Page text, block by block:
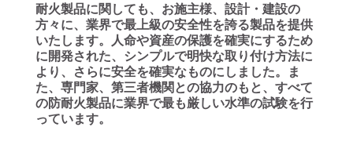
耐火製品に関しても、お施主様、設計・建設の
方々に、業界で最上級の安全性を誇る製品を提供
いたします。人命や資産の保護を確実にするため
に開発された、シンプルで明快な取り付け方法に
より、さらに安全を確実なものにしました。ま
た、専門家、第三者機関との協力のもと、すべて
の防耐火製品に業界で最も厳しい水準の試験を行
っています。